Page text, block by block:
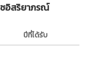
ชอิสริยาภรณ์
ปีที่ได้รับ